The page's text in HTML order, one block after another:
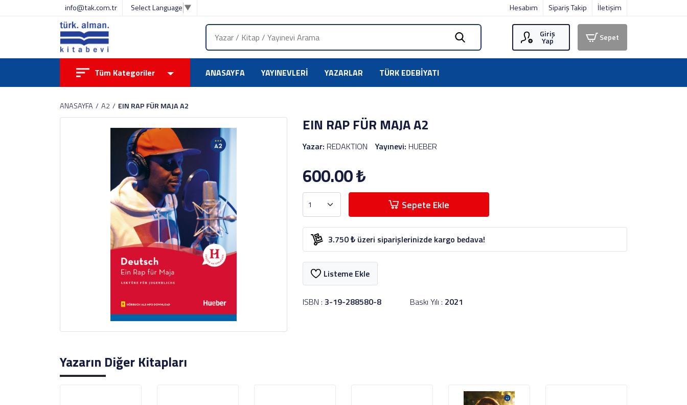
info@tak.com.tr Select Language ▼ Hesabım Sipariş Takip İletişim
Giriş
Yap Sepet
Tüm Kategoriler ANASAYFA YAYINEVLERI YAZARLAR TÜRK EDEBIYATI
ANASAYFA A2 EIN RAP FÜR MAJA A2
EIN RAP FÜR MAJA A2
Yazar: REDAKTION Yayınevi: HUEBER
600.00₺
Sepete Ekle
3.750 ₺ üzeri siparişlerinizde kargo bedava!
Listeme Ekle
ISBN : 3-19-288580-8 Baskı Yılı : 2021
Yazarın Diğer Kitapları